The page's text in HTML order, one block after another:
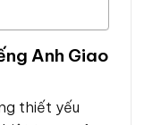
Anh Giao
thiết yếu